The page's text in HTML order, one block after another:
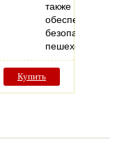
также
обеспечивает
безопасность
пешеходов…
Купить